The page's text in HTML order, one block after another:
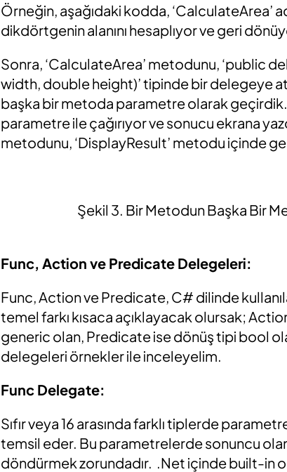
Örneğin, aşağıdaki kodda, ‘CalculateArea’
dikdörtgenin alanını hesaplıyor ve geri
Sonra, ‘CalculateArea’ metodunu, ‘public
width, double height)’ tipinde bir delegeye
başka bir metoda parametre olarak
parametre ile çağırıyor ve sonucu ekrana
metodunu, ‘DisplayResult’ metodu içinde
Şekil 3. Bir Metodun Başka Bir
Func, Action ve Predicate Delegeleri:
Func, Action ve Predicate, C# dilinde
temel farkı kısaca açıklayacak olursak;
generic olan, Predicate ise dönüş tipi bool
delegeleri örnekler ile inceleyelim.
Func Delegate:
Sıfır veya 16 arasında farklı tiplerde
temsil eder. Bu parametrelerde sonuncu
döndürmek zorundadır. .Net içinde built-in